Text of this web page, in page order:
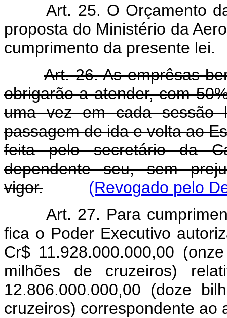
Art. 25. O Orçamento
proposta do Ministério da
cumprimento da presente lei.
Art. 26. As emprêsas
obrigarão a atender, com
uma vez em cada sessão
passagem de ida e volta ao
feita pelo secretário da
dependente seu, sem
vigor.
(Revogado pelo
Art. 27. Para
fica o Poder Executivo
Cr$ 11.928.000.000,00
milhões de cruzeiros)
12.806.000.000,00 (doze
cruzeiros) correspondente ao